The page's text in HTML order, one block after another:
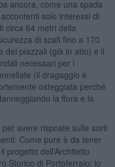
ancora, come una spada
solo interessi di
circa 64 metri della
di scafi fino a 170
dei piazzali (già in atto) e il
necessari per i
(il dragaggio è
osteggiata perché
la flora e la
avere risposte sulle sorti
Come pure è da tener
progetto dell’Architetto
Storico di Portoferraio: io